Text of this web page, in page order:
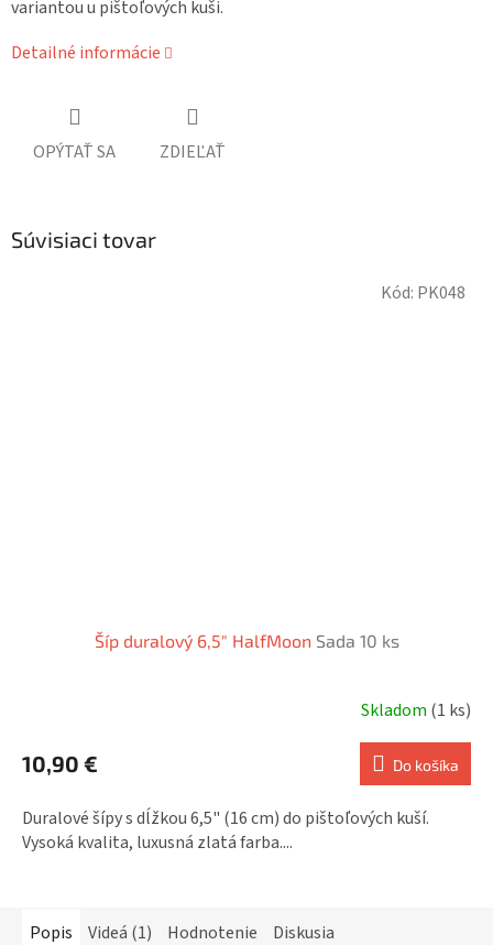
variantou u pištoľových kuši.
Detailné informácie
OPÝTAŤ SA ZDIEĽAŤ
Súvisiaci tovar
Šíp duralový 6,5" HalfMoon Sada 10 ks
Skladom (1 ks)
10,90 € Do košíka
Duralové šípy s dĺžkou 6,5" (16 cm) do pištoľových kuší.
Vysoká kvalita, luxusná zlatá farba....
Kód: PK048
Popis Videá (1) Hodnotenie Diskusia